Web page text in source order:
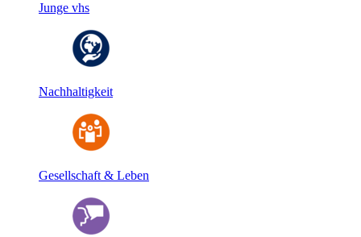
Junge vhs
Nachhaltigkeit
Gesellschaft & Leben